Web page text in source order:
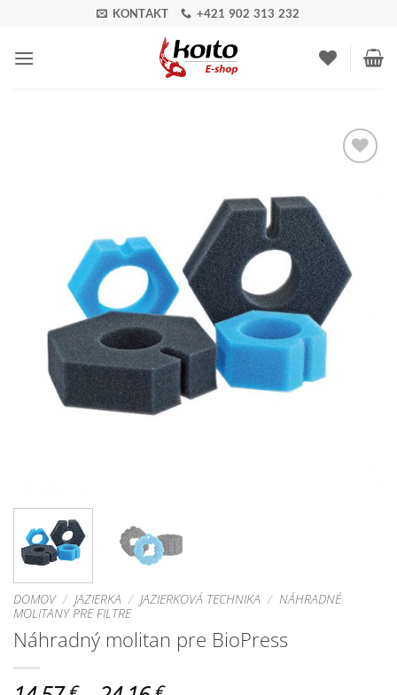
content
KONTAKT +421 902 313 232
obľúbených!
DOMOV / JAZIERKA / JAZIERKOVÁ TECHNIKA / NÁHRADNÉ
MOLITANY PRE FILTRE
Náhradný molitan pre BioPress